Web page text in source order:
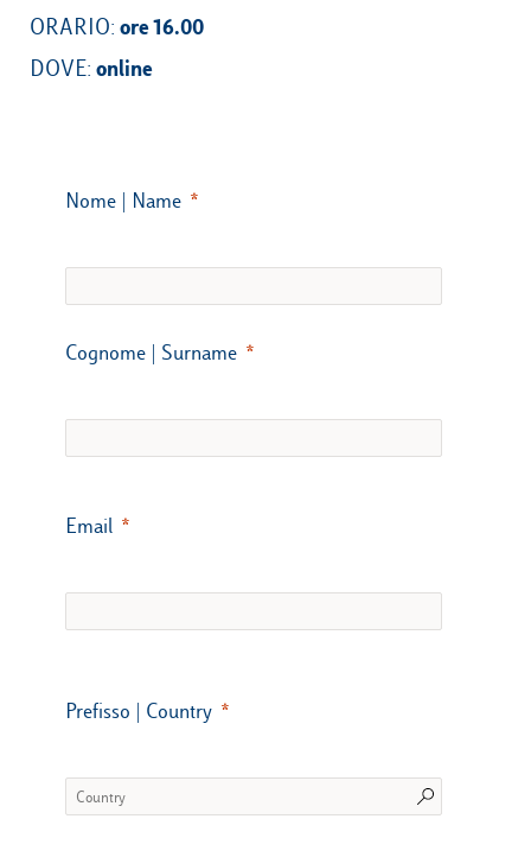
ORARIO: ore 16.00
DOVE: online
Nome | Name
Cognome | Surname
Email
Prefisso | Country